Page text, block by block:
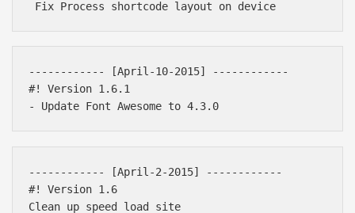
------------ [April-10-2015] ------------
#! Version 1.6.1
------------ [April-2-2015] ------------
#! Version 1.6
Clean up speed load site